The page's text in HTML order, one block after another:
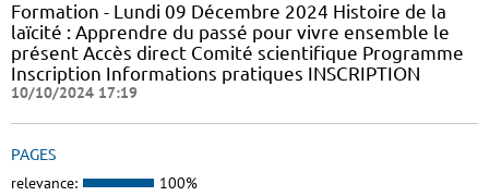
Formation - Lundi 09 Décembre 2024 Histoire de la
laïcité : Apprendre du passé pour vivre ensemble le
présent Accès direct Comité scientifique Programme
Inscription Informations pratiques ​INSCRIPTION
10/10/2024 17:19
PAGES
relevance: 100%